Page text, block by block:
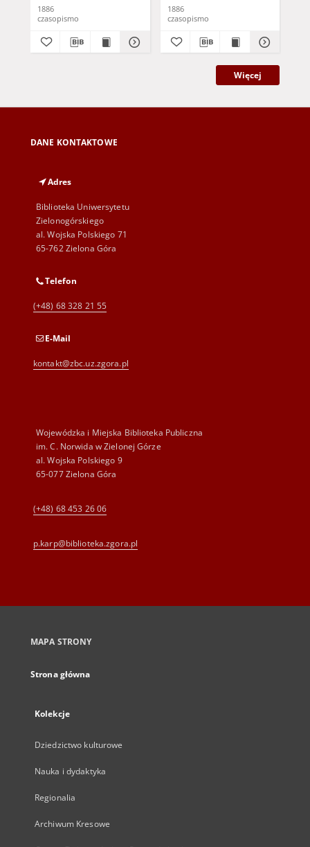
1886
czasopismo
1886
czasopismo
Więcej
DANE KONTAKTOWE
Adres
Biblioteka Uniwersytetu
Zielonogórskiego
al. Wojska Polskiego 71
65-762 Zielona Góra
Telefon
(+48) 68 328 21 55
E-Mail
kontakt@zbc.uz.zgora.pl
Wojewódzka i Miejska Biblioteka Publiczna
im. C. Norwida w Zielonej Górze
al. Wojska Polskiego 9
65-077 Zielona Góra
(+48) 68 453 26 06
p.karp@biblioteka.zgora.pl
MAPA STRONY
Strona główna
Kolekcje
Dziedzictwo kulturowe
Nauka i dydaktyka
Regionalia
Archiwum Kresowe